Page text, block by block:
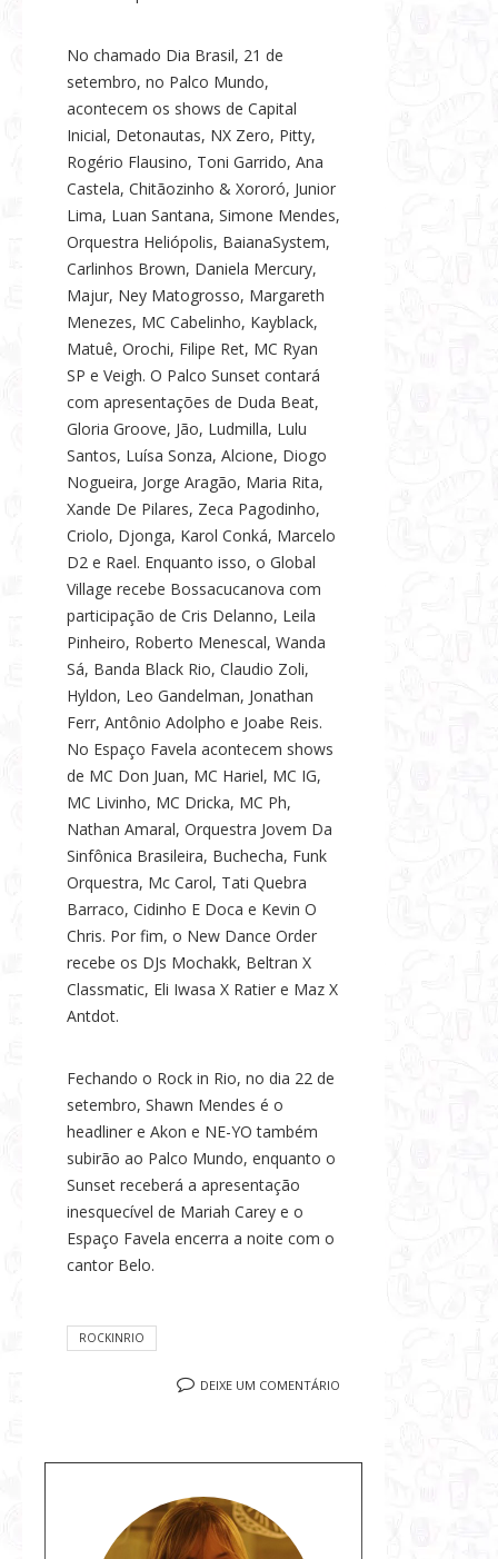
No chamado Dia Brasil, 21 de
setembro, no Palco Mundo,
acontecem os shows de Capital
Inicial, Detonautas, NX Zero, Pitty,
Rogério Flausino, Toni Garrido, Ana
Castela, Chitãozinho & Xororó, Junior
Lima, Luan Santana, Simone Mendes,
Orquestra Heliópolis, BaianaSystem,
Carlinhos Brown, Daniela Mercury,
Majur, Ney Matogrosso, Margareth
Menezes, MC Cabelinho, Kayblack,
Matuê, Orochi, Filipe Ret, MC Ryan
SP e Veigh. O Palco Sunset contará
com apresentações de Duda Beat,
Gloria Groove, Jão, Ludmilla, Lulu
Santos, Luísa Sonza, Alcione, Diogo
Nogueira, Jorge Aragão, Maria Rita,
Xande De Pilares, Zeca Pagodinho,
Criolo, Djonga, Karol Conká, Marcelo
D2 e Rael. Enquanto isso, o Global
Village recebe Bossacucanova com
participação de Cris Delanno, Leila
Pinheiro, Roberto Menescal, Wanda
Sá, Banda Black Rio, Claudio Zoli,
Hyldon, Leo Gandelman, Jonathan
Ferr, Antônio Adolpho e Joabe Reis.
No Espaço Favela acontecem shows
de MC Don Juan, MC Hariel, MC IG,
MC Livinho, MC Dricka, MC Ph,
Nathan Amaral, Orquestra Jovem Da
Sinfônica Brasileira, Buchecha, Funk
Orquestra, Mc Carol, Tati Quebra
Barraco, Cidinho E Doca e Kevin O
Chris. Por fim, o New Dance Order
recebe os DJs Mochakk, Beltran X
Classmatic, Eli Iwasa X Ratier e Maz X
Antdot.
Fechando o Rock in Rio, no dia 22 de
setembro, Shawn Mendes é o
headliner e Akon e NE-YO também
subirão ao Palco Mundo, enquanto o
Sunset receberá a apresentação
inesquecível de Mariah Carey e o
Espaço Favela encerra a noite com o
cantor Belo.
ROCKINRIO
DEIXE UM COMENTÁRIO